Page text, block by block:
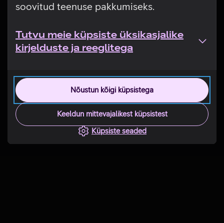
soovitud teenuse pakkumiseks.
Tutvu meie küpsiste üksikasjalike
kirjelduste ja reeglitega
Nõustun kõigi küpsistega
Keeldun mittevajalikest küpsistest
Küpsiste seaded